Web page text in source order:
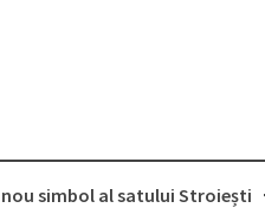
nou simbol al satului Stroiești